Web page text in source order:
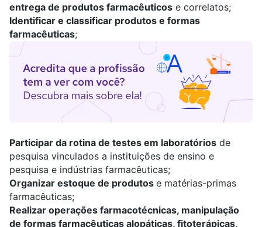
entrega de produtos farmacêuticos e correlatos;
Identificar e classificar produtos e formas
farmacêuticas;
Participar da rotina de testes em laboratórios de
pesquisa vinculados a instituições de ensino e
pesquisa e indústrias farmacêuticas;
Organizar estoque de produtos e matérias-primas
farmacêuticas;
Realizar operações farmacotécnicas, manipulação
de formas farmacêuticas alopáticas, fitoterápicas,